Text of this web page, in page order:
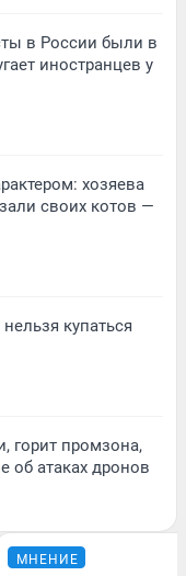
в России были в
иностранцев у
хозяева
своих котов —
купаться
горит промзона,
об атаках дронов
МНЕНИЕ